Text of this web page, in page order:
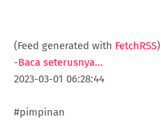
(Feed generated with FetchRSS)
-Baca seterusnya...
2023-03-01 06:28:44
#pimpinan